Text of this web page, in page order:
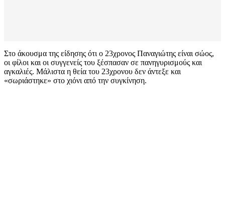
Στο άκουσμα της είδησης ότι ο 23χρονος Παναγιώτης είναι σώος,
οι φίλοι και οι συγγενείς του ξέσπασαν σε πανηγυρισμούς και
αγκαλιές. Μάλιστα η θεία του 23χρονου δεν άντεξε και
«σωριάστηκε» στο χιόνι από την συγκίνηση.